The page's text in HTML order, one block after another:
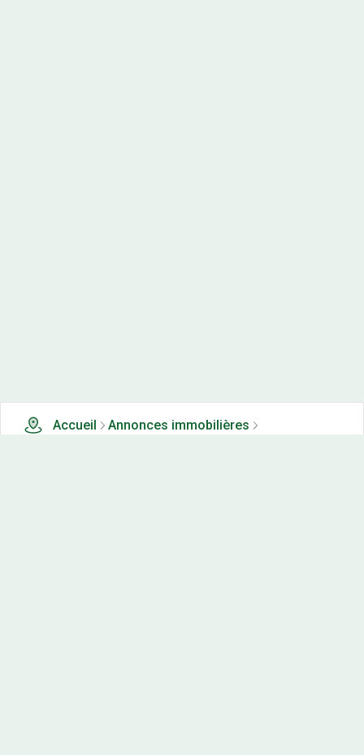
Accueil
Annonces immobilières